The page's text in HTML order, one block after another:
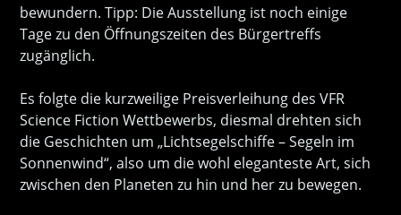
bewundern. Tipp: Die Ausstellung ist noch einige
Tage zu den Öffnungszeiten des Bürgertreffs
zugänglich.
Es folgte die kurzweilige Preisverleihung des VFR
Science Fiction Wettbewerbs, diesmal drehten sich
die Geschichten um „Lichtsegelschiffe – Segeln im
Sonnenwind“, also um die wohl eleganteste Art, sich
zwischen den Planeten zu hin und her zu bewegen.